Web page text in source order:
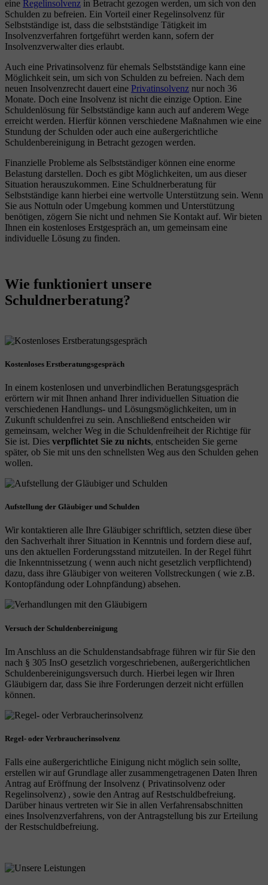
eine Regelinsolvenz in Betracht gezogen werden, um sich von den
Schulden zu befreien. Ein Vorteil einer Regelinsolvenz für
Selbstständige ist, dass die selbstständige Tätigkeit im
Insolvenzverfahren fortgeführt werden kann, sofern der
Insolvenzverwalter dies erlaubt.
Auch eine Privatinsolvenz für ehemals Selbstständige kann eine
Möglichkeit sein, um sich von Schulden zu befreien. Nach dem
neuen Insolvenzrecht dauert eine Privatinsolvenz nur noch 36
Monate. Doch eine Insolvenz ist nicht die einzige Option. Eine
Schuldenlösung für Selbstständige kann auch auf anderem Wege
erreicht werden. Hierfür können verschiedene Maßnahmen wie eine
Stundung der Schulden oder auch eine außergerichtliche
Schuldenbereinigung in Betracht gezogen werden.
Finanzielle Probleme als Selbstständiger können eine enorme
Belastung darstellen. Doch es gibt Möglichkeiten, um aus dieser
Situation herauszukommen. Eine Schuldnerberatung für
Selbstständige kann hierbei eine wertvolle Unterstützung sein. Wenn
Sie aus Nottuln oder Umgebung kommen und Unterstützung
benötigen, zögern Sie nicht und nehmen Sie Kontakt auf. Wir bieten
Ihnen ein kostenloses Erstgespräch an, um gemeinsam eine
individuelle Lösung zu finden.
Wie funktioniert unsere
Schuldnerberatung?
Kostenloses Erstberatungsgespräch
In einem kostenlosen und unverbindlichen Beratungsgespräch
erörtern wir mit Ihnen anhand Ihrer individuellen Situation die
verschiedenen Handlungs- und Lösungsmöglichkeiten, um in
Zukunft schuldenfrei zu sein. Anschließend entscheiden wir
gemeinsam, welcher Weg in die Schuldenfreiheit der Richtige für
Sie ist. Dies verpflichtet Sie zu nichts, entscheiden Sie gerne
später, ob Sie mit uns den schnellsten Weg aus den Schulden gehen
wollen.
Aufstellung der Gläubiger und Schulden
Wir kontaktieren alle Ihre Gläubiger schriftlich, setzten diese über
den Sachverhalt ihrer Situation in Kenntnis und fordern diese auf,
uns den aktuellen Forderungsstand mitzuteilen. In der Regel führt
die Inkenntnissetzung ( wenn auch nicht gesetzlich verpflichtend)
dazu, dass ihre Gläubiger von weiteren Vollstreckungen ( wie z.B.
Kontopfändung oder Lohnpfändung) absehen.
Versuch der Schuldenbereinigung
Im Anschluss an die Schuldenstandsabfrage führen wir für Sie den
nach § 305 InsO gesetzlich vorgeschriebenen, außergerichtlichen
Schuldenbereinigungsversuch durch. Hierbei legen wir Ihren
Gläubigern dar, dass Sie ihre Forderungen derzeit nicht erfüllen
können.
Regel- oder Verbraucherinsolvenz
Falls eine außergerichtliche Einigung nicht möglich sein sollte,
erstellen wir auf Grundlage aller zusammengetragenen Daten Ihren
Antrag auf Eröffnung der Insolvenz ( Privatinsolvenz oder
Regelinsolvenz) , sowie den Antrag auf Restschuldbefreiung.
Darüber hinaus vertreten wir Sie in allen Verfahrensabschnitten
eines Insolvenzverfahrens, von der Antragstellung bis zur Erteilung
der Restschuldbefreiung.